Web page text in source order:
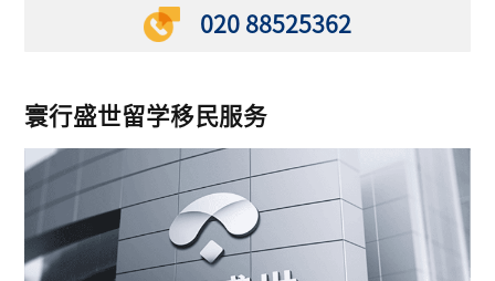
020 88525362
寰行盛世留学移民服务